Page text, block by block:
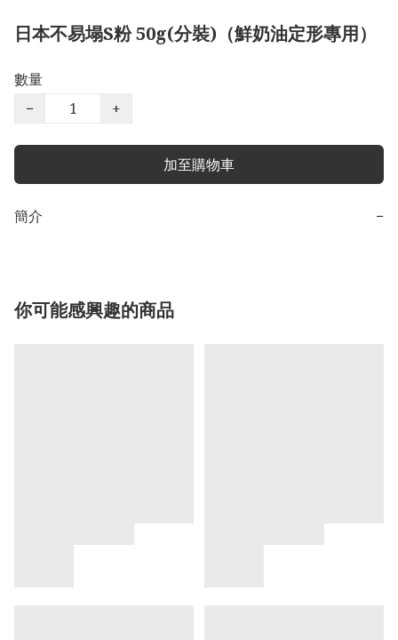
日本不易塌S粉 50g(分裝)（鮮奶油定形專用）
數量
−
+
加至購物車
簡介 −
你可能感興趣的商品